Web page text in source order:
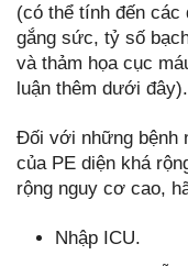
(có thể tính đến các
gắng sức, tỷ số
và thảm họa cục
luận thêm dưới đây).
Đối với những bệnh
của PE diện khá
rộng nguy cơ cao,
Nhập ICU.